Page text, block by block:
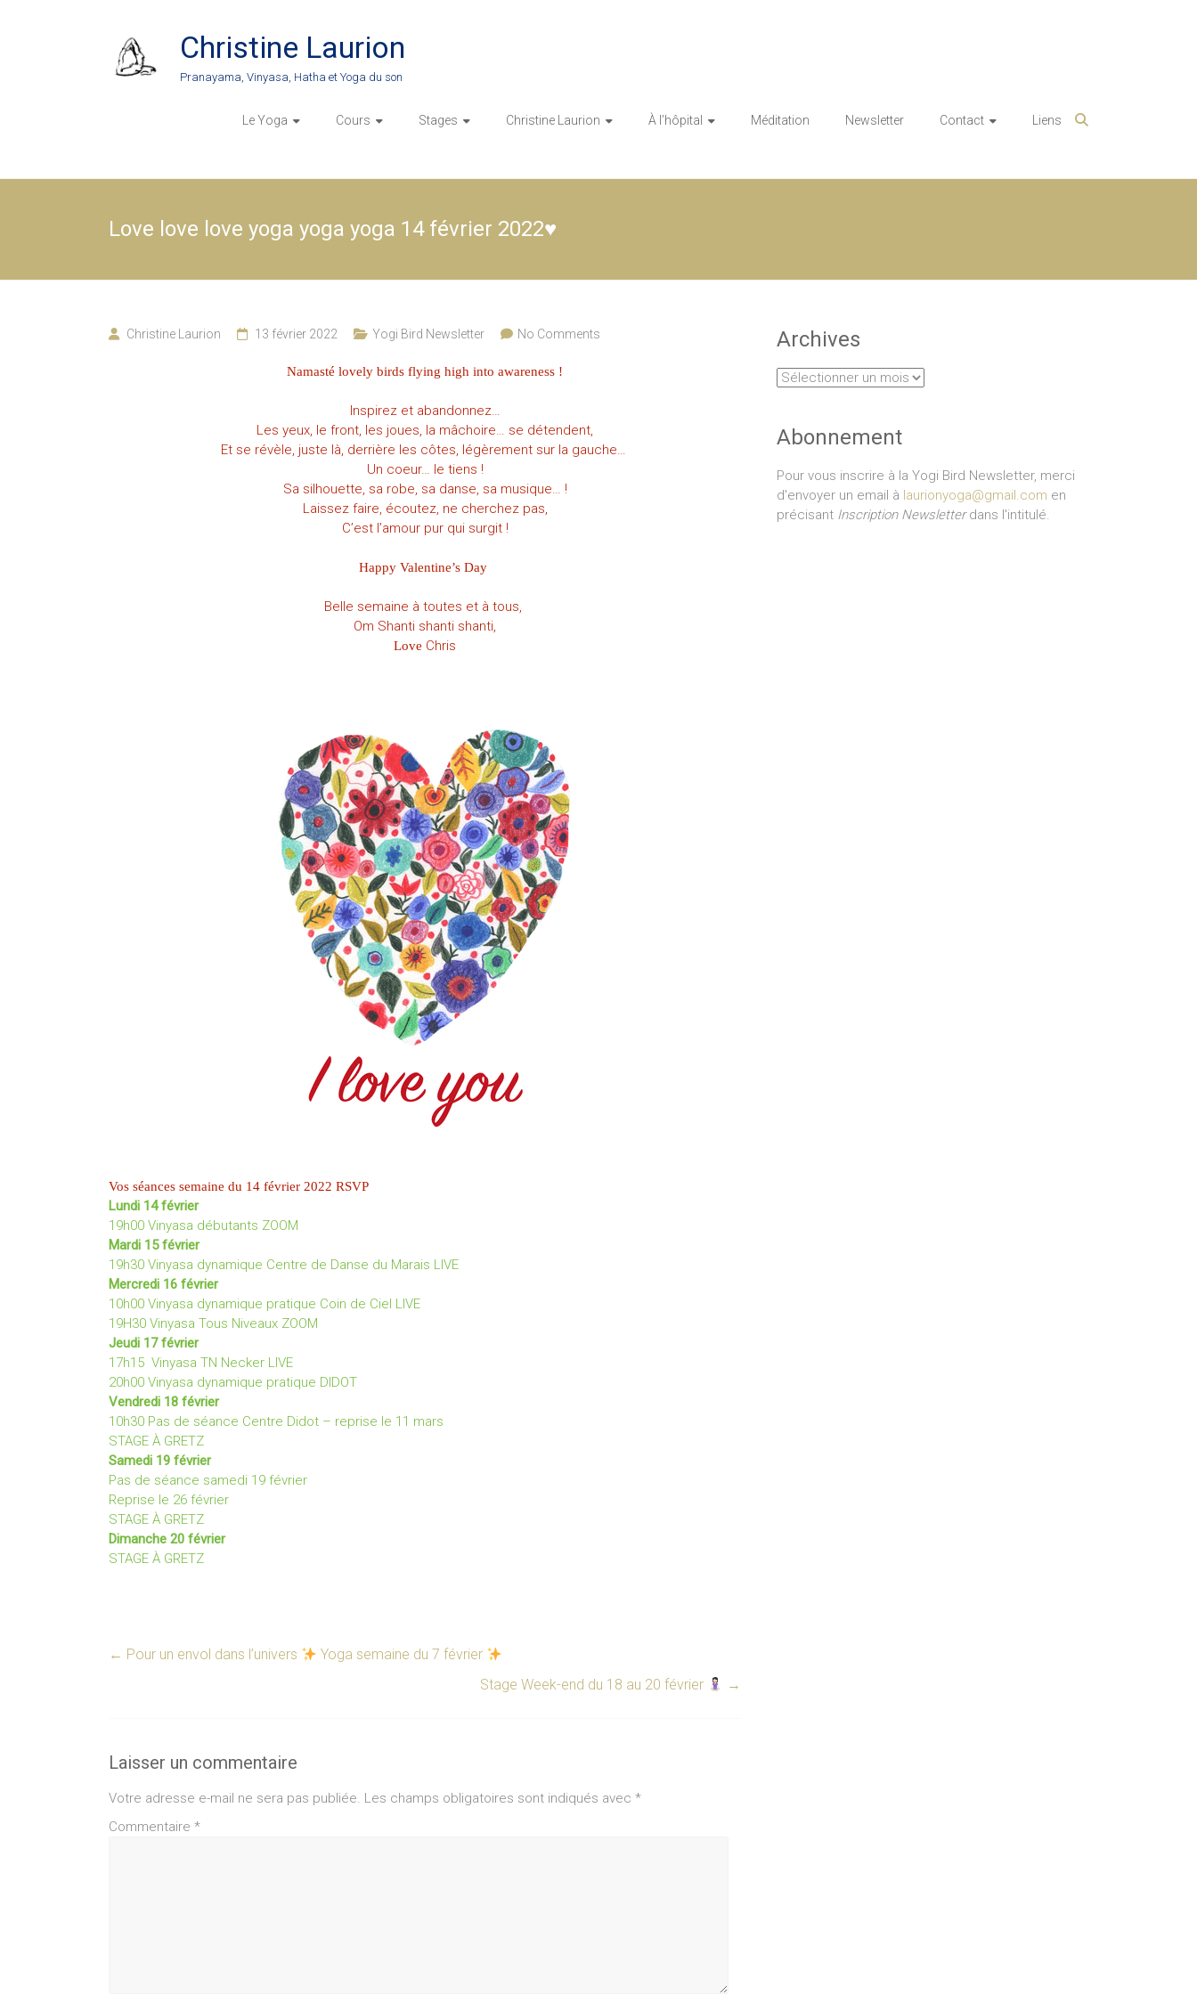
Christine Laurion
Pranayama, Vinyasa, Hatha et Yoga du son
Le Yoga Cours Stages Christine Laurion À l’hôpital Méditation Newsletter Contact Liens
Love love love yoga yoga yoga 14 février 2022♥️
Christine Laurion 13 février 2022 Yogi Bird Newsletter No Comments
Namasté lovely birds flying high into awareness !
Inspirez et abandonnez…
Les yeux, le front, les joues, la mâchoire… se détendent,
Et se révèle, juste là, derrière les côtes, légèrement sur la gauche…
Un coeur… le tiens !
Sa silhouette, sa robe, sa danse, sa musique… !
Laissez faire, écoutez, ne cherchez pas,
C’est l’amour pur qui surgit !
Happy Valentine’s Day
Belle semaine à toutes et à tous,
Om Shanti shanti shanti,
Love Chris
Vos séances semaine du 14 février 2022 RSVP
Lundi 14 février
19h00 Vinyasa débutants ZOOM
Mardi 15 février
19h30 Vinyasa dynamique Centre de Danse du Marais LIVE
Mercredi 16 février
10h00 Vinyasa dynamique pratique Coin de Ciel LIVE
19H30 Vinyasa Tous Niveaux ZOOM
Jeudi 17 février
17h15 Vinyasa TN Necker LIVE
20h00 Vinyasa dynamique pratique DIDOT
Vendredi 18 février
10h30 Pas de séance Centre Didot – reprise le 11 mars
STAGE À GRETZ
Samedi 19 février
Pas de séance samedi 19 février
Reprise le 26 février
STAGE À GRETZ
Dimanche 20 février
STAGE À GRETZ
← Pour un envol dans l’univers
Yoga semaine du 7 février
Stage Week-end du 18 au 20 février
→
Laisser un commentaire
Votre adresse e-mail ne sera pas publiée. Les champs obligatoires sont indiqués avec *
Commentaire *
Archives
Archives
Abonnement
Pour vous inscrire à la Yogi Bird Newsletter, merci
d'envoyer un email à laurionyoga@gmail.com en
précisant Inscription Newsletterdans l'intitulé.